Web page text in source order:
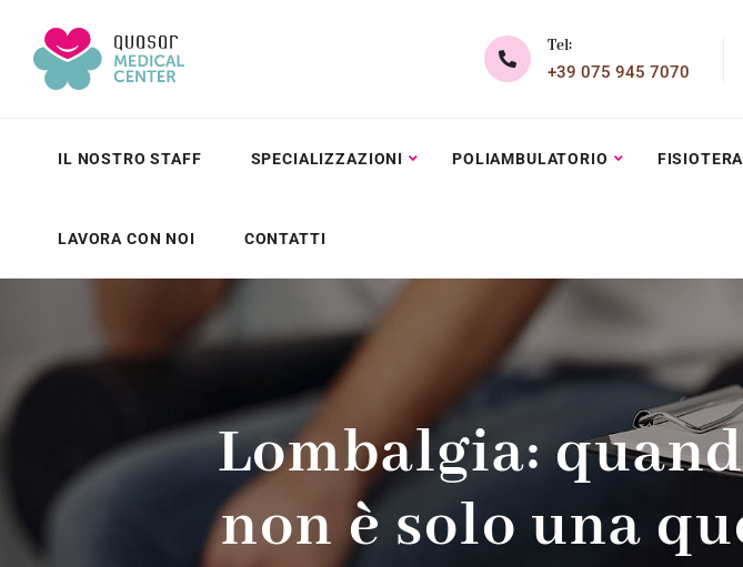
Tel:
+39 075 945 7070
IL NOSTRO STAFF SPECIALIZZAZIONI POLIAMBULATORIO
LAVORA CON NOI CONTATTI
Lombalgia:
non è solo una